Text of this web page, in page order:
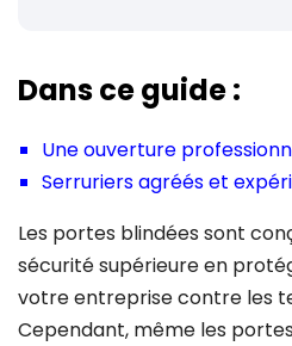
Dans ce guide :
Une ouverture
Serruriers agréés et
Les portes blindées sont
sécurité supérieure en
votre entreprise contre les
Cependant, même les